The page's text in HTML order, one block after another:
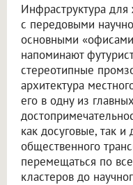
Инфраструктура для
с передовыми
основными
напоминают
стереотипные
архитектура
его в одну из
как досуговые, так
общественного
перемещаться по
кластеров до